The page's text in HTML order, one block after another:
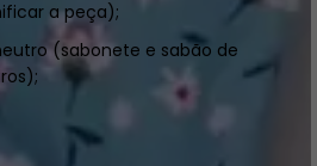
a peça);
(sabonete e sabão de